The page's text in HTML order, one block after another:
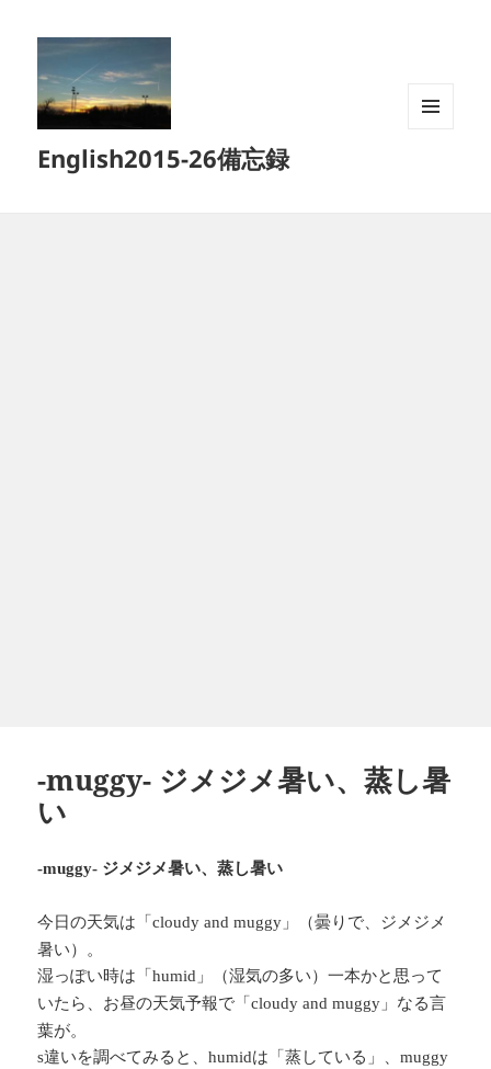
English2015-26備忘録
-muggy- ジメジメ暑い、蒸し暑
い
-muggy- ジメジメ暑い、蒸し暑い
今日の天気は「cloudy and muggy 」（曇りで、ジメジメ
暑い）。
湿っぽい時は「humid 」（湿気の多い）一本かと思って
いたら、お昼の天気予報で「cloudy and muggy 」なる言
葉が。
s違いを調べてみると、humidは「蒸している」、muggy